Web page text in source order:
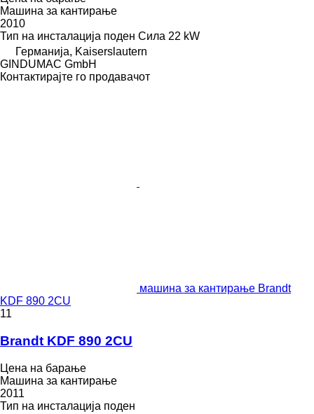
Машина за кантирање
2010
Тип на инсталација поден Сила 22 kW
Германија, Kaiserslautern
GINDUMAC GmbH
Контактирајте го продавачот
машина за кантирање Brandt
KDF 890 2CU
11
Brandt KDF 890 2CU
Цена на барање
Машина за кантирање
2011
Тип на инсталација поден